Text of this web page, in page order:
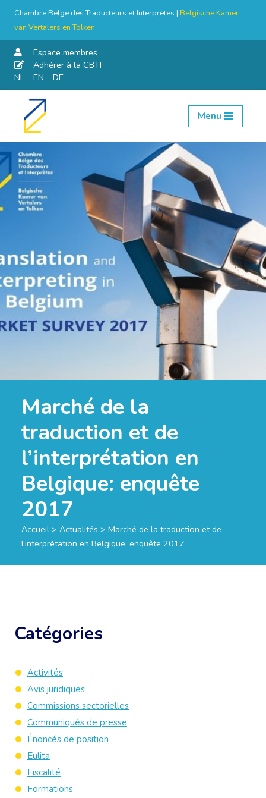
Chambre Belge des Traducteurs et Interprètes | Belgische Kamer
van Vertalers en Tolken
Espace membres
Adhérer à la CBTI
NL
EN DE
Aller
contenu
Menu
Marché de la
traduction et de
l’interprétation en
Belgique: enquête
2017
Accueil > Actualités > Marché de la traduction et de
l’interprétation en Belgique: enquête 2017
Catégories
Activités
Avis juridiques
Commissions sectorielles
Communiqués de presse
Énoncés de position
Eulita
Fiscalité
Formations